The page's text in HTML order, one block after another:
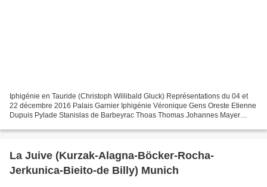
Iphigénie en Tauride (Christoph Willibald Gluck) Représentations du 04 et
22 décembre 2016 Palais Garnier Iphigénie Véronique Gens Oreste Etienne
Dupuis Pylade Stanislas de Barbeyrac Thoas Thomas Johannes Mayer
La Juive (Kurzak-Alagna-Böcker-Rocha-
Jerkunica-Bieito-de Billy) Munich